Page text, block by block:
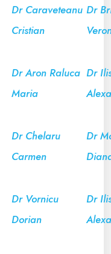
Dr Caraveteanu
Cristian
Dr
Dr Aron Raluca
Maria
Dr
Dr Chelaru
Carmen
Dr
Dr Vornicu
Dorian
Dr